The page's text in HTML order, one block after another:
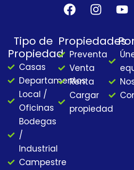
F
a
e
b
o
o
k
I
s
t
a
a
m
Y
u
t
u
b
e
Tipo de
Propiedad
Casas
Departamentos
Local /
Oficinas
Bodegas
/
Industrial
Campestre
Propiedades
Preventa
Venta
Renta
Cargar
propiedad